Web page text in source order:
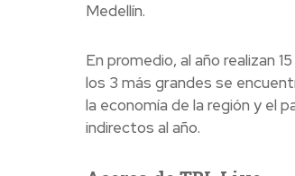
Medellín.
En promedio, al año realizan
los 3 más grandes se
la economía de la región y el
indirectos al año.